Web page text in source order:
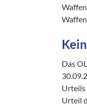
Das
Urteils
Urteil